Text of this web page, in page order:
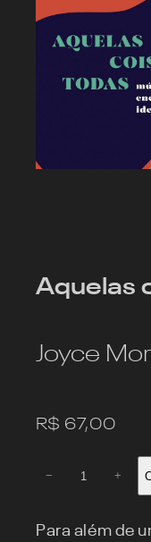
Aquelas
Joyce
R$ 67,00
quantidade
− +
Para além de